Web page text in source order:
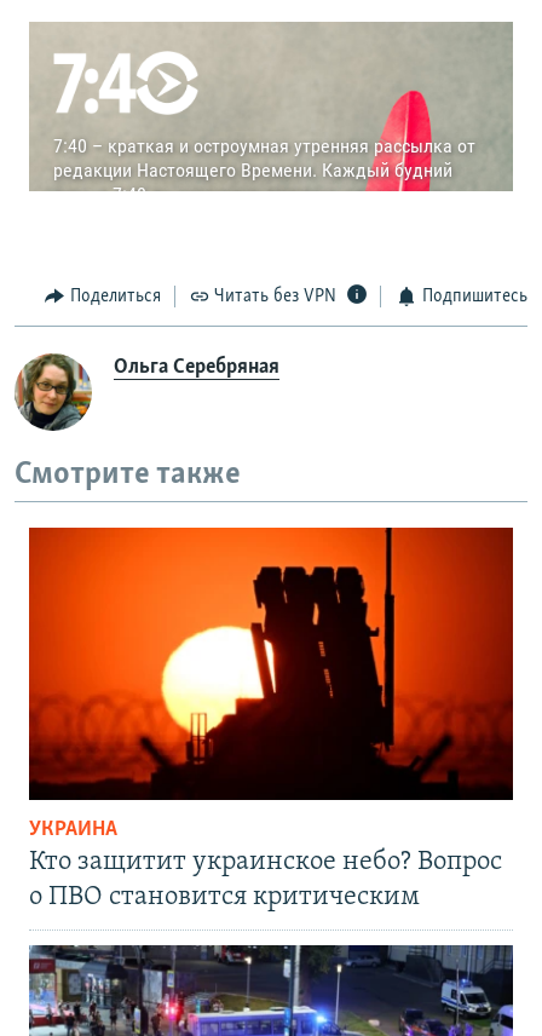
Поделиться Читать без VPN Подпишитесь
Ольга Серебряная
Смотрите также
УКРАИНА
Кто защитит украинское небо? Вопрос
о ПВО становится критическим